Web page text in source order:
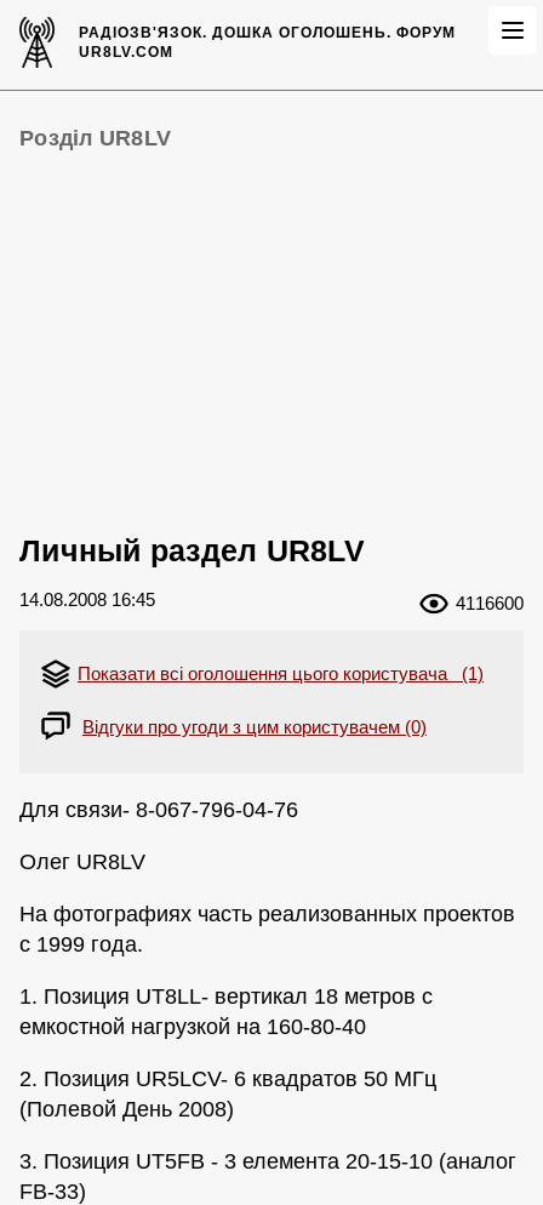
РАДІОЗВ'ЯЗОК.ДОШКА ОГОЛОШЕНЬ. ФОРУМ
UR8LV.COM
Розділ UR8LV
Личный раздел UR8LV
14.08.2008 16:45 4116600
Показати всі оголошення цього користувача (1)
Відгуки про угоди з цим користувачем (0)
Для связи- 8-067-796-04-76
Олег UR8LV
На фотографиях часть реализованных проектов
с 1999 года.
1. Позиция UT8LL- вертикал 18 метров с
емкостной нагрузкой на 160-80-40
2. Позиция UR5LCV- 6 квадратов 50 МГц
(Полевой День 2008)
3. Позиция UT5FB - 3 елемента 20-15-10 (аналог
FB-33)